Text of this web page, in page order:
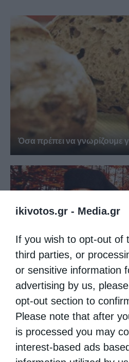
ikivotos.gr - Media.gr
If you wish to opt-out of
third parties, or
or sensitive information
advertising by us,
opt-out section to
Please note that after
is processed you may
interest-based ads
Όσα πρέπει να γνωρίζουμε
Άγιος Παΐσιος: Η γλυκύτητα